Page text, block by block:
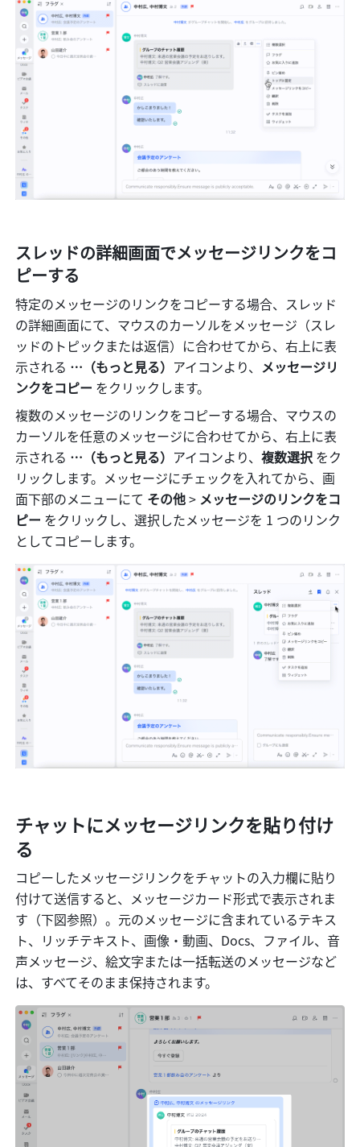
スレッドの詳細画面でメッセージリンクをコ
ピーする
特定のメッセージのリンクをコピーする場合、スレッド
の詳細画面にて、マウスのカーソルをメッセージ（スレ
ッドのトピックまたは返信）に合わせてから、右上に表
示される …（もっと見る） アイコンより、 メッセージリ
ンクをコピー をクリックします。
複数のメッセージのリンクをコピーする場合、マウスの
カーソルを任意のメッセージに合わせてから、右上に表
示される …（もっと見る） アイコンより、複数選択 をク
リックします。メッセージにチェックを入れてから、画
面下部のメニューにて その他 > メッセージのリンクをコ
ピー をクリックし、選択したメッセージを 1 つのリンク
としてコピーします。
チャットにメッセージリンクを貼り付け
る
コピーしたメッセージリンクをチャットの入力欄に貼り
付けて送信すると、メッセージカード形式で表示されま
す（下図参照）。元のメッセージに含まれているテキス
ト、リッチテキスト、画像・動画、Docs、ファイル、音
声メッセージ、絵文字または一括転送のメッセージなど
は、すべてそのまま保持されます。